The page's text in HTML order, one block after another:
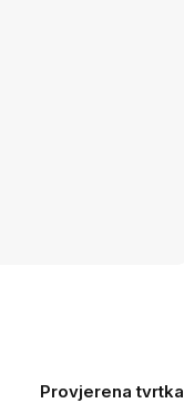
Provjerena tvrtka